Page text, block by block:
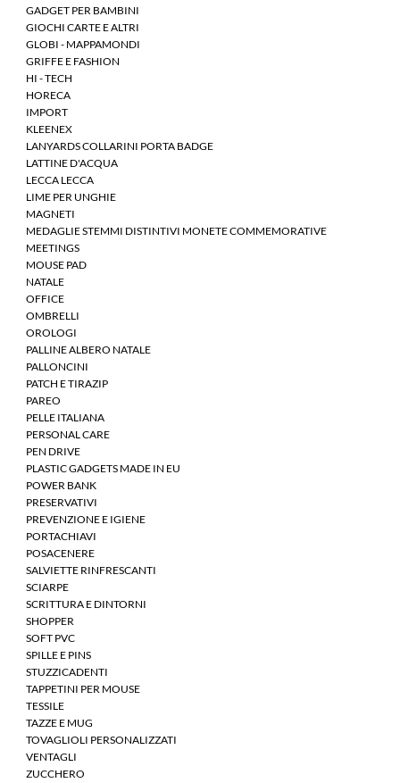
GADGET PER BAMBINI
GIOCHI CARTE E ALTRI
GLOBI - MAPPAMONDI
GRIFFE E FASHION
HI - TECH
HORECA
IMPORT
KLEENEX
LANYARDS COLLARINI PORTA BADGE
LATTINE D'ACQUA
LECCA LECCA
LIME PER UNGHIE
MAGNETI
MEDAGLIE STEMMI DISTINTIVI MONETE COMMEMORATIVE
MEETINGS
MOUSE PAD
NATALE
OFFICE
OMBRELLI
OROLOGI
PALLINE ALBERO NATALE
PALLONCINI
PATCH E TIRAZIP
PAREO
PELLE ITALIANA
PERSONAL CARE
PEN DRIVE
PLASTIC GADGETS MADE IN EU
POWER BANK
PRESERVATIVI
PREVENZIONE E IGIENE
PORTACHIAVI
POSACENERE
SALVIETTE RINFRESCANTI
SCIARPE
SCRITTURA E DINTORNI
SHOPPER
SOFT PVC
SPILLE E PINS
STUZZICADENTI
TAPPETINI PER MOUSE
TESSILE
TAZZE E MUG
TOVAGLIOLI PERSONALIZZATI
VENTAGLI
ZUCCHERO